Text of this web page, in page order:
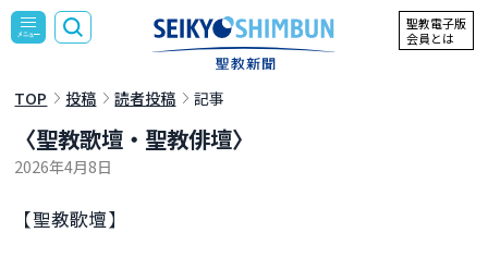
聖教電子版
会員とは
TOP 投稿 読者投稿 記事
〈聖教歌壇・聖教俳壇〉
2026年4月8日
【聖教歌壇】